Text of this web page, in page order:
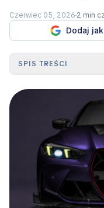
Czerwiec 05, 2026 2 min
Dodaj
SPIS TREŚCI